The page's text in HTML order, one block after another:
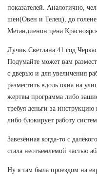
показателей. Аналогично,
шеи(Овен и Телец), до
Метандиенон цена
Лучик Светлана 41 год
Подумайте может вам
с дверью и для увеличения
разместить вдоль окна на
жертвы программа либо
требуя деньги за инструкцию
либо блокирует работу
Завезённая когда-то с
стала неотъемлемой частью
Ну я там была проездом на